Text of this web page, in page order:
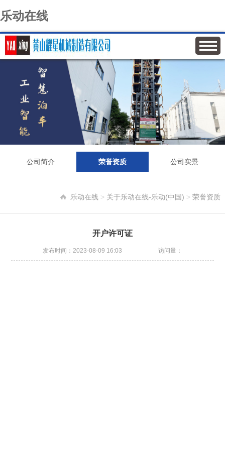
乐动在线
公司简介 荣誉资质 公司实景
乐动在线 > 关于乐动在线-乐动(中国) >荣誉资质
开户许可证
发布时间：2023-08-09 16:03 访问量：